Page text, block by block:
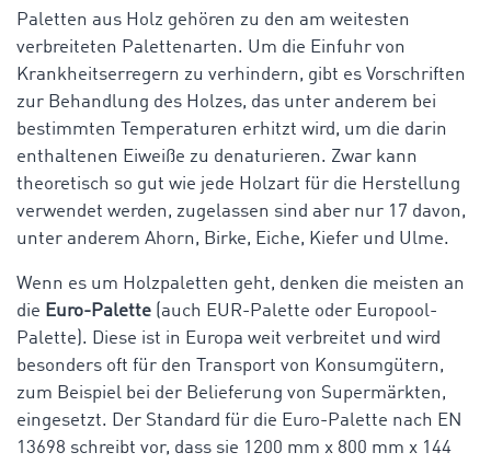
Paletten aus Holz gehören zu den am weitesten
verbreiteten Palettenarten. Um die Einfuhr von
Krankheitserregern zu verhindern, gibt es Vorschriften
zur Behandlung des Holzes, das unter anderem bei
bestimmten Temperaturen erhitzt wird, um die darin
enthaltenen Eiweiße zu denaturieren. Zwar kann
theoretisch so gut wie jede Holzart für die Herstellung
verwendet werden, zugelassen sind aber nur 17 davon,
unter anderem Ahorn, Birke, Eiche, Kiefer und Ulme.
Wenn es um Holzpaletten geht, denken die meisten an
die Euro-Palette (auch EUR-Palette oder Europool-
Palette). Diese ist in Europa weit verbreitet und wird
besonders oft für den Transport von Konsumgütern,
zum Beispiel bei der Belieferung von Supermärkten,
eingesetzt. Der Standard für die Euro-Palette nach EN
13698 schreibt vor, dass sie 1200 mm x 800 mm x 144